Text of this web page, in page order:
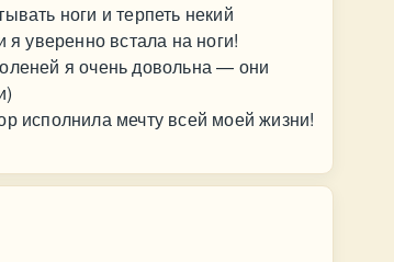
ноги и терпеть некий
уверенно встала на ноги!
я очень довольна — они
исполнила мечту всей моей жизни!